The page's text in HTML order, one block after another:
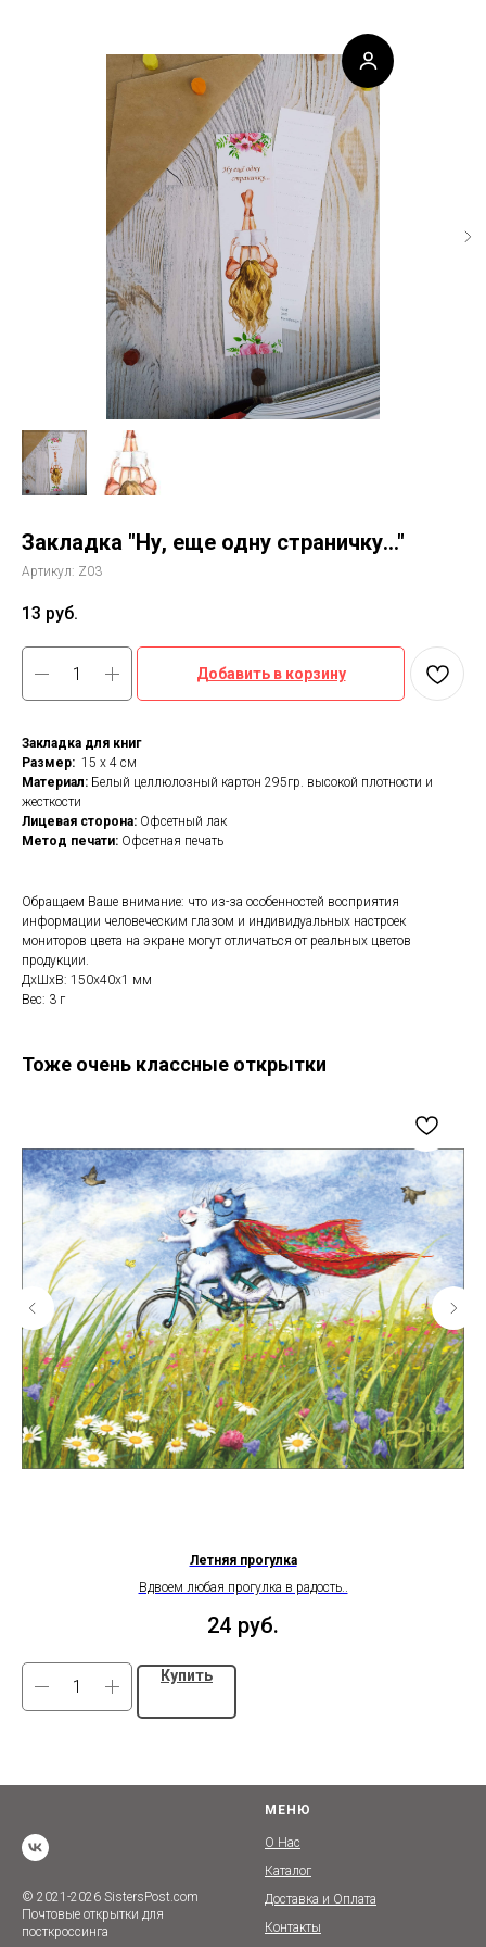
Закладка "Ну, еще одну страничку..."
Артикул: Z03
13 руб.
Добавить в корзину
Закладка для книг
Размер: 15 х 4 см
Материал: Белый целлюлозный картон 295гр. высокой плотности и
жесткости
Лицевая сторона: Офсетный лак
Метод печати: Офсетная печать
Обращаем Ваше внимание: что из-за особенностей восприятия
информации человеческим глазом и индивидуальных настроек
мониторов цвета на экране могут отличаться от реальных цветов
продукции.
ДxШxВ: 150x40x1 мм
Вес: 3 г
Тоже очень классные открытки
Летняя прогулка
Вдвоем любая прогулка в радость..
24 руб.
Купить
© 2021-2026 SistersPost.com
Почтовые открытки для
посткроссинга
МЕНЮ
О Нас
Каталог
Доставка и Оплата
Контакты